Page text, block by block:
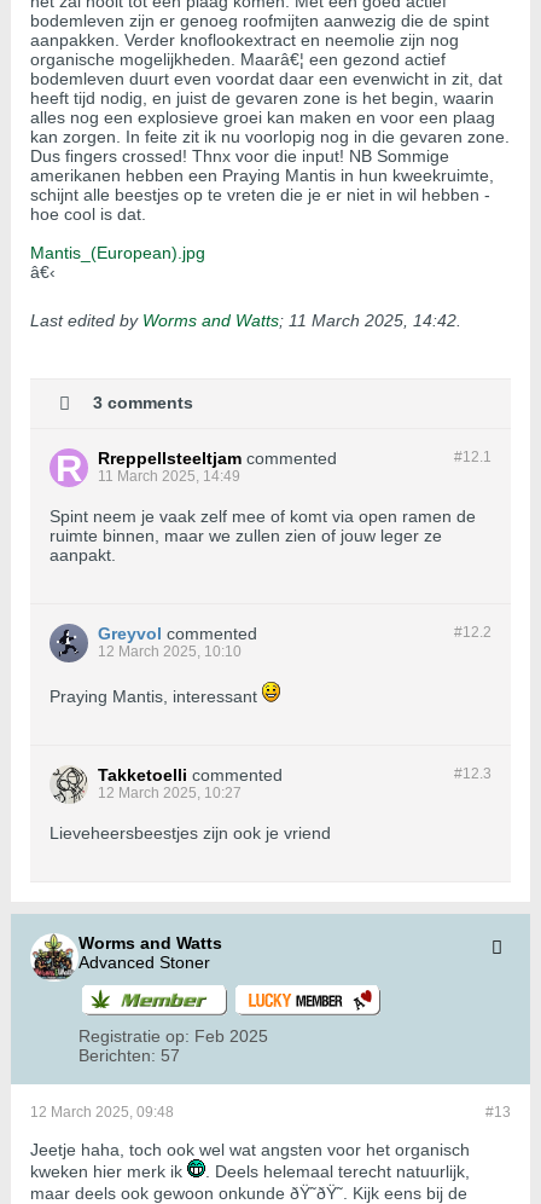
bodemleven zijn er genoeg roofmijten aanwezig die de spint
aanpakken. Verder knoflookextract en neemolie zijn nog
organische mogelijkheden. Maarâ€¦ een gezond actief
bodemleven duurt even voordat daar een evenwicht in zit, dat
heeft tijd nodig, en juist de gevaren zone is het begin, waarin
alles nog een explosieve groei kan maken en voor een plaag
kan zorgen. In feite zit ik nu voorlopig nog in die gevaren zone.
Dus fingers crossed! Thnx voor die input! NB Sommige
amerikanen hebben een Praying Mantis in hun kweekruimte,
schijnt alle beestjes op te vreten die je er niet in wil hebben -
hoe cool is dat.
Mantis_(European).jpg
â€‹
Last edited by Worms and Watts; 11 March 2025, 14:42
3 comments
#12.1
Rreppellsteeltjam commented
11 March 2025, 14:49
Spint neem je vaak zelf mee of komt via open ramen de
ruimte binnen, maar we zullen zien of jouw leger ze
aanpakt.
#12.2
Greyvol commented
12 March 2025, 10:10
Praying Mantis, interessant
#12.3
Takketoelli commented
12 March 2025, 10:27
Lieveheersbeestjes zijn ook je vriend
Worms and Watts
Advanced Stoner
Registratie op: Feb 2025
Berichten: 57
#13
12 March 2025, 09:48
Jeetje haha, toch ook wel wat angsten voor het organisch
kweken hier merk ik
. Deels helemaal terecht natuurlijk,
maar deels ook gewoon onkunde ðŸ˜ðŸ˜. Kijk eens bij de